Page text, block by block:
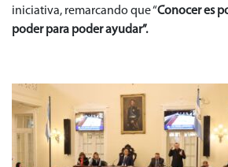
iniciativa, remarcando que “Conocer es
poder para poder ayudar”.